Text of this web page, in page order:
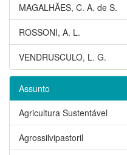
MAGALHÃES, C. A. de S.
ROSSONI, A. L.
VENDRUSCULO, L. G.
Assunto
Agricultura Sustentável
Agrossilvipastoril